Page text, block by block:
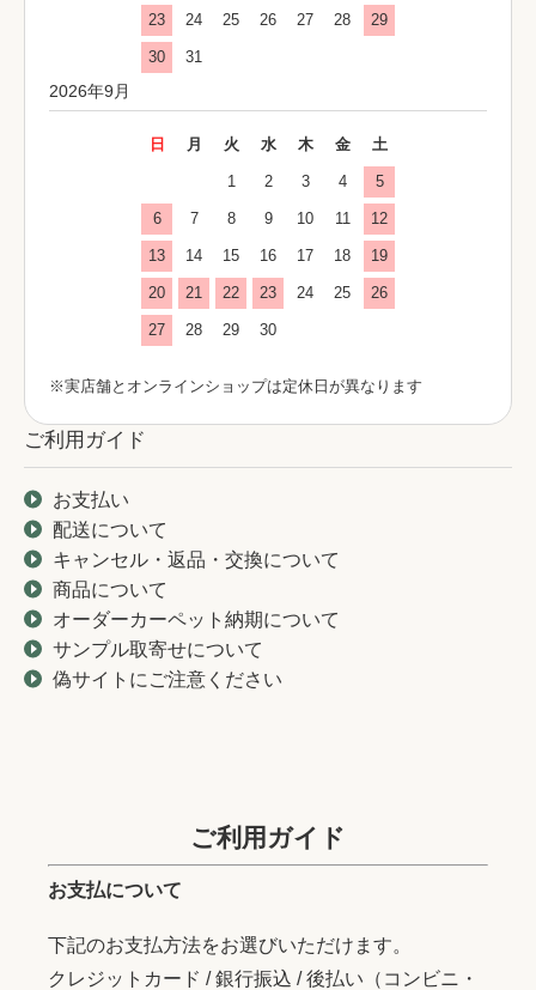
23 24 25 26 27 28 29
30 31
2026年9月
日 月 火 水 木 金 土
1 2 3 4 5
6 7 8 9 10 11 12
13 14 15 16 17 18 19
20 21 22 23 24 25 26
27 28 29 30
※実店舗とオンラインショップは定休日が異なります
ご利用ガイド
お支払い
配送について
キャンセル・返品・交換について
商品について
オーダーカーペット納期について
サンプル取寄せについて
偽サイトにご注意ください
ご利用ガイド
お支払について
下記のお支払方法をお選びいただけます。
クレジットカード / 銀行振込 / 後払い（コンビニ・